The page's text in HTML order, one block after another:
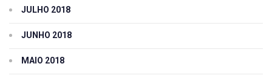
JULHO 2018
JUNHO 2018
MAIO 2018